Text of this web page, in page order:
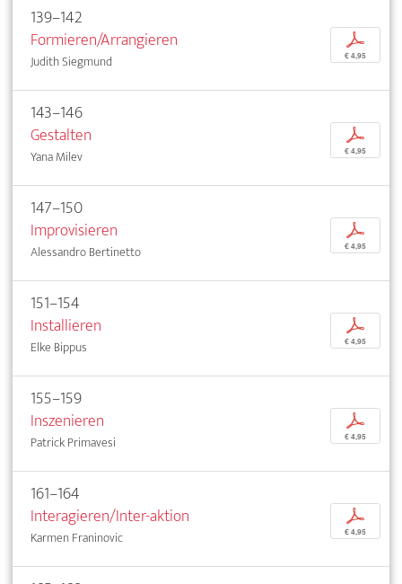
139–142
Formieren/Arrangieren
Judith Siegmund
p
€ 4,95
143–146
Gestalten
Yana Milev
p
€ 4,95
147–150
Improvisieren
Alessandro Bertinetto
p
€ 4,95
151–154
Installieren
Elke Bippus
p
€ 4,95
155–159
Inszenieren
Patrick Primavesi
p
€ 4,95
161–164
Interagieren/Inter-aktion
Karmen Franinovic
p
€ 4,95